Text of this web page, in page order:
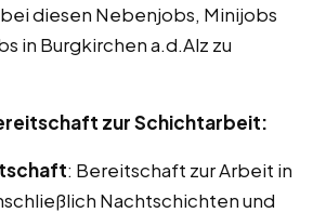
diesen Nebenjobs, Minijobs
in Burgkirchen a.d.Alz zu
zur Schichtarbeit:
: Bereitschaft zur Arbeit in
Nachtschichten und